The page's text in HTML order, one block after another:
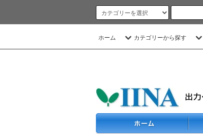
ホーム カテゴリーから探す